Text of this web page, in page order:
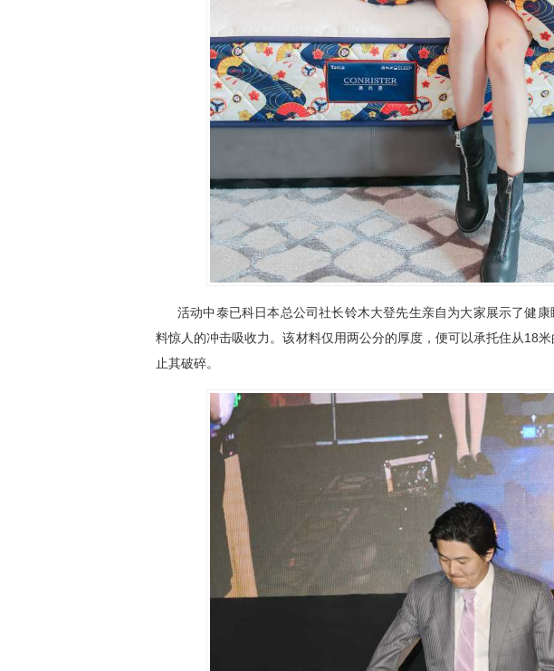
活动中泰已科日本总公司社长铃木大登先生亲自为大家展示了健康
料惊人的冲击吸收力。该材料仅用两公分的厚度，便可以承托住从18
止其破碎。